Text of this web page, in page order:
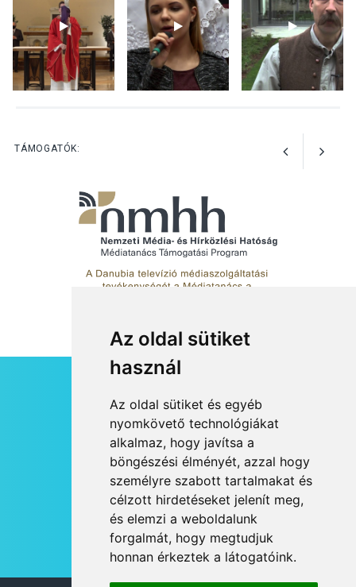
Az oldal sütiket
használ
Az oldal sütiket és egyéb
nyomkövető technológiákat
alkalmaz, hogy javítsa a
böngészési élményét, azzal hogy
személyre szabott tartalmakat és
célzott hirdetéseket jelenít meg,
és elemzi a weboldalunk
forgalmát, hogy megtudjuk
honnan érkeztek a látogatóink.
Megújulnak Szentendre
játszóterei
KULTÚRA
Art Week: egy hét a
A kimondatlan üzenetek
nyomában – Ingyenes
metakommunikációs
foglalkozások Szentendrén
KULTÚRA
Az Ön fotója is bekerülhet a
WMO 2027-es naptárába
TÁMOGATÓK:
HÍRLEVÉL
RSS
JOGI NYILATKOZAT
KAPCSOLAT
OLDALTÉRKÉP
IMPRESSZUM
HÍR BEKÜLDÉSE